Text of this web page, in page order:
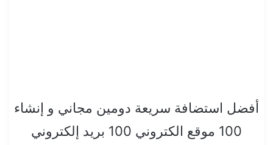
أفضل استضافة سريعة دومين مجاني و إنشاء
100 موقع الكتروني 100 بريد إلكتروني